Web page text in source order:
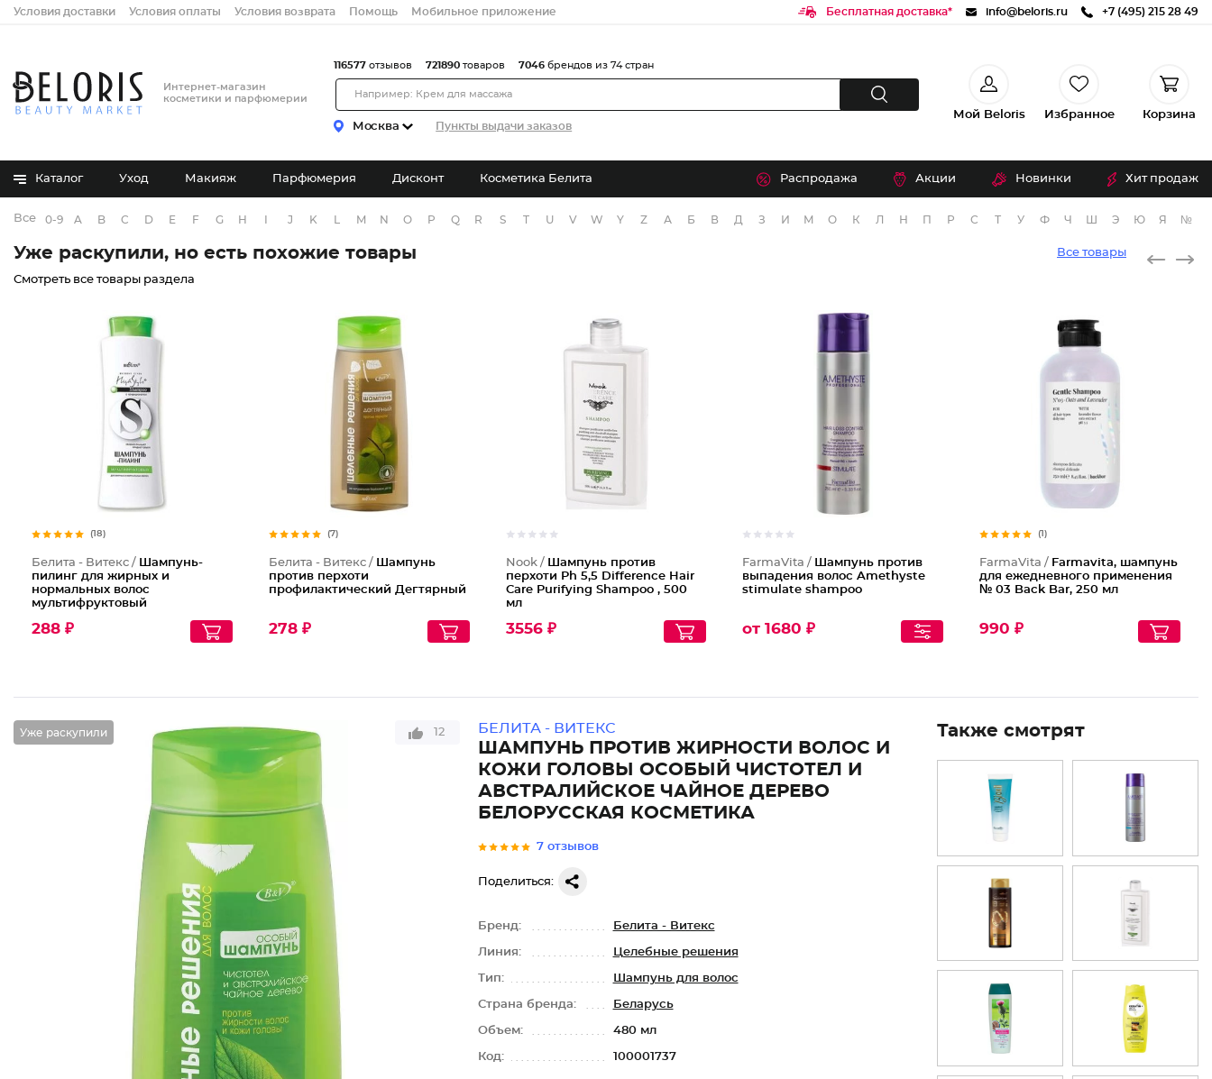
Условия доставки Условия оплаты Условия возврата Помощь Мобильное приложение Бесплатная доставка* info@beloris.ru +7 (495) 215 28 49
Интернет-магазин
косметики и парфюмерии
Москва Пункты выдачи заказов
116577 отзывов 721890 товаров 7046 брендов из 74 стран
Мой Beloris Избранное Корзина
Каталог Уход Макияж Парфюмерия Дисконт Косметика Белита Распродажа Акции Новинки Хит продаж
Все бренды
0-9 A B C D E F G H J K M N O P Q R S T U V W Y Z А Б В Д З И М О К Л Н П Р С Т У Ф Ч Э Ю Я №
Уже раскупили, но есть похожие товары Все товары
Смотреть все товары раздела
(18)
Белита - Витекс / Шампунь-
пилинг для жирных и
нормальных волос
мультифруктовый
288 ₽
(7)
Белита - Витекс / Шампунь
против перхоти
профилактический Дегтярный
278 ₽
Nook / Шампунь против
перхоти Ph 5,5 Difference Hair
Care Purifying Shampoo , 500
мл
3556 ₽
FarmaVita / Шампунь против
выпадения волос Amethyste
stimulate shampoo
от 1680 ₽
(1)
FarmaVita / Farmavita, шампунь
для ежедневного применения
№ 03 Back Bar, 250 мл
990 ₽
Уже раскупили 12 БЕЛИТА - ВИТЕКС
ШАМПУНЬ ПРОТИВ ЖИРНОСТИ ВОЛОС И
КОЖИ ГОЛОВЫ ОСОБЫЙ ЧИСТОТЕЛ И
АВСТРАЛИЙСКОЕ ЧАЙНОЕ ДЕРЕВО
БЕЛОРУССКАЯ КОСМЕТИКА
7 отзывов
Поделиться:
Бренд: Белита - Витекс
Линия: Целебные решения
Тип: Шампунь для волос
Страна бренда: Беларусь
Объем: 480 мл
Код: 100001737
Также смотрят